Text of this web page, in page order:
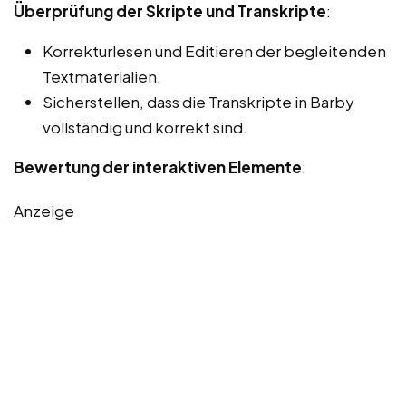
Überprüfung der Skripte und Transkripte:
Korrekturlesen und Editieren der begleitenden
Textmaterialien.
Sicherstellen, dass die Transkripte in Barby
vollständig und korrekt sind.
Bewertung der interaktiven Elemente:
Anzeige